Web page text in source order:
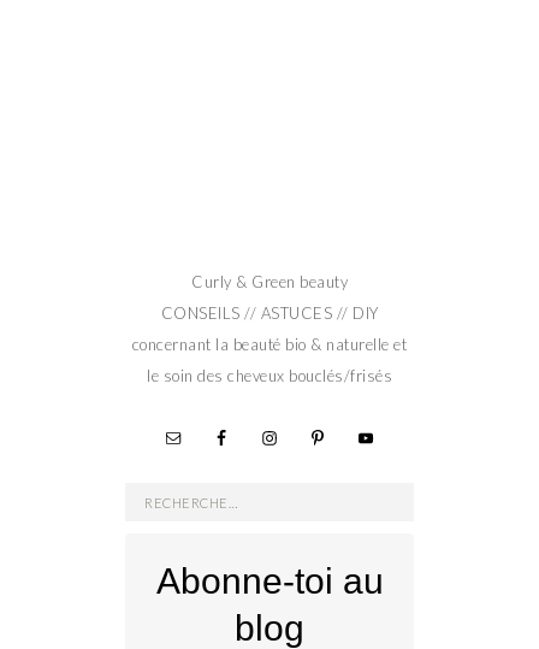
Curly & Green beauty
CONSEILS // ASTUCES // DIY
concernant la beauté bio & naturelle et
le soin des cheveux bouclés/frisés
Rechercher :
Abonne-toi au
blog